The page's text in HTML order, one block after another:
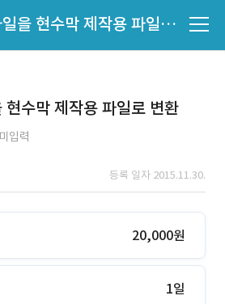
파워포인트 파일을 현수막 제작용 파일로 변환
수막 제작용 파일로 변환
입력
등록 일자 2015.11.30.
20,000원
1일